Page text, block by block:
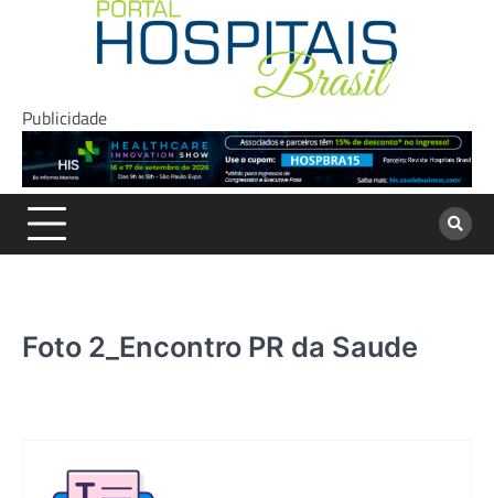
Publicidade
Foto 2_Encontro PR da Saude